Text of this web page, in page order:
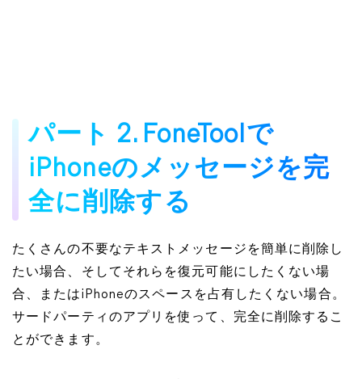
パート 2. FoneToolで
iPhoneのメッセージを完
全に削除する
たくさんの不要なテキストメッセージを簡単に削除し
たい場合、そしてそれらを復元可能にしたくない場
合、またはiPhoneのスペースを占有したくない場合。
サードパーティのアプリを使って、完全に削除するこ
とができます。